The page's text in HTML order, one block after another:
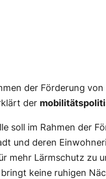
der Förderung
der
soll im Rahmen der
und deren
mehr Lärmschutz zu
keine ruhigen